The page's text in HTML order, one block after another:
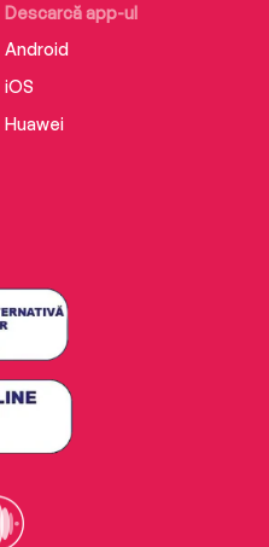
Descarcă app-ul
Android
iOS
Huawei